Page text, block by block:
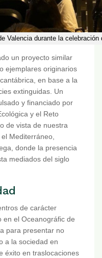
Valencia durante la
un proyecto similar
ejemplares originarios
en base a la
extinguidas. Un
y financiado por
y el Reto
de vista de nuestra
Mediterráneo,
donde la presencia
mediados del siglo
de carácter
en el Oceanográfic de
para presentar no
a la sociedad en
éxito en traslocaciones